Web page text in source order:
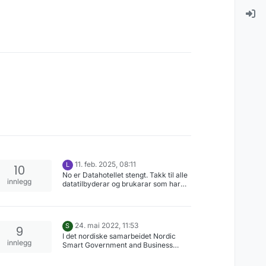
10
innlegg
L
11. feb. 2025, 08:11
No er Datahotellet stengt. Takk til alle
datatilbyderar og brukarar som har
9
innlegg
S
24. mai 2022, 11:53
I det nordiske samarbeidet Nordic
Smart Government and Business